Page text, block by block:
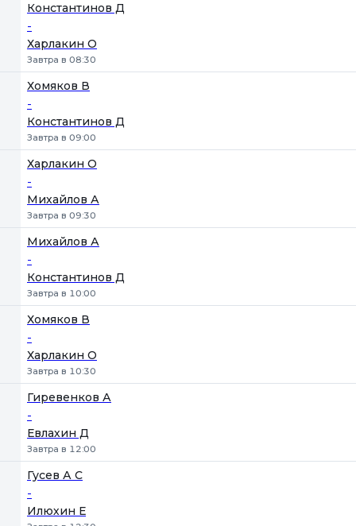
Константинов Д
-
Харлакин О
Завтра в 08:30
Хомяков В
-
Константинов Д
Завтра в 09:00
Харлакин О
-
Михайлов А
Завтра в 09:30
Михайлов А
-
Константинов Д
Завтра в 10:00
Хомяков В
-
Харлакин О
Завтра в 10:30
Гиревенков А
-
Евлахин Д
Завтра в 12:00
Гусев А С
-
Илюхин Е